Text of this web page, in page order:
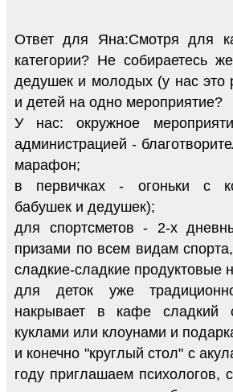
Ответ для Яна:Смотря для
категории? Не собираетесь
дедушек и молодых (у нас это
и детей на одно мероприятие?
У нас: окружное
администрацией -
марафон;
в первичках - огоньки с
бабушек и дедушек);
для спортсметов - 2-х
призами по всем видам
сладкие-сладкие продуктовые
для деток уже
накрывает в кафе сладкий
куклами или клоунами и
и конечно "круглый стол" с
году приглашаем психологов,